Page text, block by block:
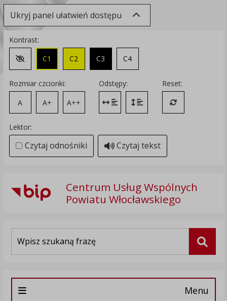
Ukryj panel ułatwień dostępu
Kontrast:
Zmień kontrast na domyślny
C1 C2 C3 C4
Rozmiar czcionki:
A
A+ A++
Odstępy:
Zmień odstęp między literami
Zmień interlinię i margines
Reset:
Przywróć
Lektor:
Czytaj odnośniki Czytaj tekst
Centrum Usług Wspólnych
Powiatu Włocławskiego
Menu